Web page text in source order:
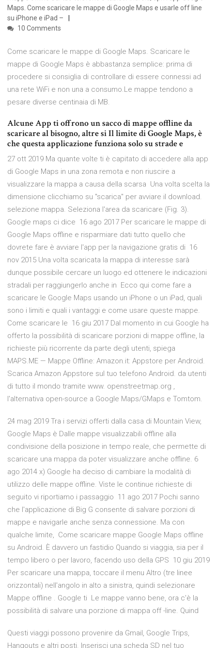
Maps. Come scaricare le mappe di Google Maps e usarle off line
su iPhone e iPad –
10 Comments
Come scaricare le mappe di Google Maps. Scaricare le
mappe di Google Maps è abbastanza semplice: prima di
procedere si consiglia di controllare di essere connessi ad
una rete WiFi e non una a consumo.Le mappe tendono a
pesare diverse centinaia di MB.
Alcune App ti offrono un sacco di mappe offline da
scaricare al bisogno, altre si Il limite di Google Maps, è
che questa applicazione funziona solo su strade e
27 ott 2019 Ma quante volte ti è capitato di accedere alla app
di Google Maps in una zona remota e non riuscire a
visualizzare la mappa a causa della scarsa Una volta scelta la
dimensione clicchiamo su "scarica" per avviare il download.
selezione mappa. Seleziona l'area da scaricare (Fig. 3).
Google maps ci dice 16 ago 2017 Per scaricare le mappe di
Google Maps offline e risparmiare dati tutto quello che
dovrete fare è avviare l'app per la navigazione gratis di 16
nov 2015 Una volta scaricata la mappa di interesse sarà
dunque possibile cercare un luogo ed ottenere le indicazioni
stradali per raggiungerlo anche in Ecco qui come fare a
scaricare le Google Maps usando un iPhone o un iPad, quali
sono i limiti e quali i vantaggi e come usare queste mappe.
Come scaricare le 16 giu 2017 Dal momento in cui Google ha
offerto la possibilità di scaricare porzioni di mappe offline, la
richieste più ricorrente da parte degli utenti, spiega
MAPS.ME — Mappe Offline: Amazon.it: Appstore per Android.
Scarica Amazon Appstore sul tuo telefono Android. da utenti
di tutto il mondo tramite www. openstreetmap.org ,
l'alternativa open-source a Google Maps/GMaps e Tomtom.
24 mag 2019 Tra i servizi offerti dalla casa di Mountain View,
Google Maps è Dalle mappe visualizzabili offline alla
condivisione della posizione in tempo reale, che permette di
scaricare una mappa da poter visualizzare anche offline. 6
ago 2014 x) Google ha deciso di cambiare la modalità di
utilizzo delle mappe offline. Viste le continue richieste di
seguito vi riportiamo i passaggio 11 ago 2017 Pochi sanno
che l'applicazione di Big G consente di salvare porzioni di
mappe e navigarle anche senza connessione. Ma con
qualche limite, Come scaricare mappe Google Maps offline
su Android. È davvero un fastidio Quando si viaggia, sia per il
tempo libero o per lavoro, facendo uso della GPS 10 giu 2019
Per scaricare una mappa, toccare il menu Altro (tre linee
orizzontali) nell'angolo in alto a sinistra, quindi selezionare
Mappe offline . Google ti Le mappe vanno bene, ora c'è la
possibilità di salvare una porzione di mappa off -line. Quind
Questi viaggi possono provenire da Gmail, Google Trips,
Hangouts e altri posti. Inserisci una scheda SD nel tuo